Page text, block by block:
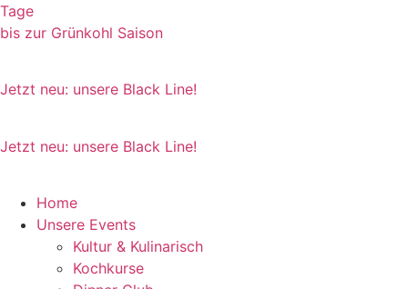
Zum
Inhalt
Tage
bis zur Grünkohl Saison
Jetzt neu: unsere Black Line!
Jetzt neu: unsere Black Line!
Home
Unsere Events
Kultur & Kulinarisch
Kochkurse